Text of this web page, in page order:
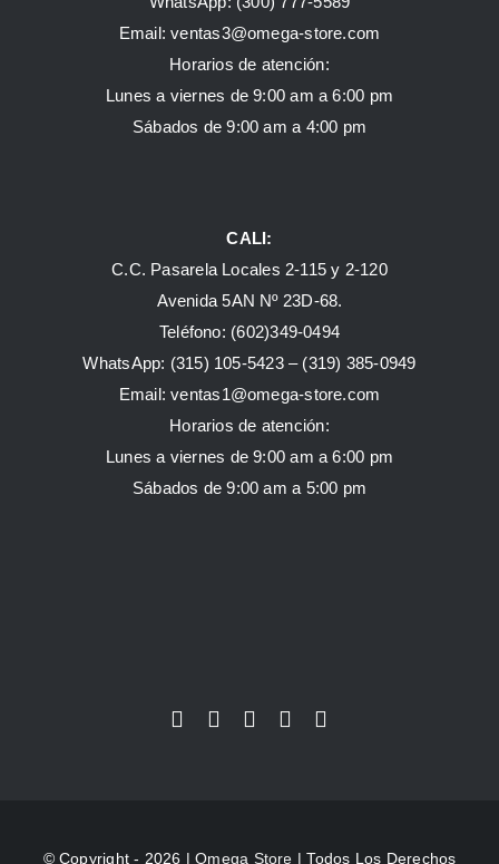
Email: ventas3@omega-store.com
Horarios de atención:
Lunes a viernes de 9:00 am a 6:00 pm
Sábados de 9:00 am a 4:00 pm
CALI:
C.C. Pasarela Locales 2-115 y 2-120
Avenida 5AN Nº 23D-68.
Teléfono: (602)349-0494
WhatsApp: (315) 105-5423 – (319) 385-0949
Email:ventas1@omega-store.com
Horarios de atención:
Lunes a viernes de 9:00 am a 6:00 pm
Sábados de 9:00 am a 5:00 pm
© Copyright - 2026 |Omega Store | Todos Los Derechos